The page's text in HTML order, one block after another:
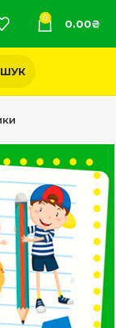
0 0.00₴